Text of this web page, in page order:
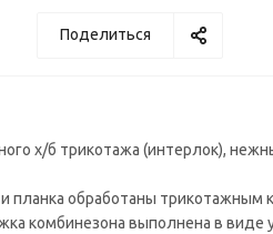
Поделиться
х/б трикотажа (интерлок),
планка обработаны трикотажным
комбинезона выполнена в виде